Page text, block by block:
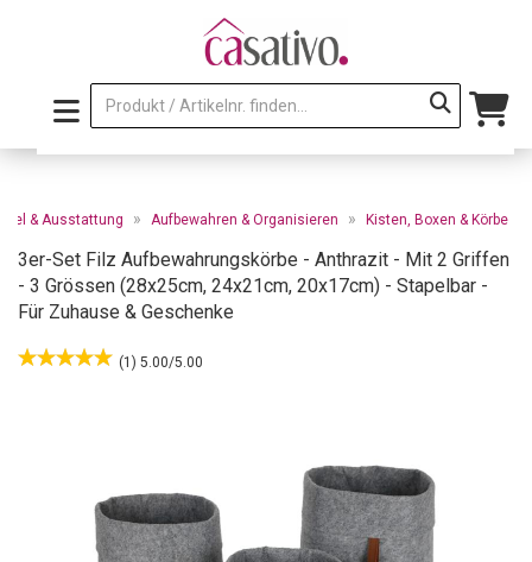
& Ausstattung » Aufbewahren & Organisieren » Kisten, Boxen & Körbe
3er-Set Filz Aufbewahrungskörbe - Anthrazit - Mit 2 Griffen
- 3 Grössen (28x25cm, 24x21cm, 20x17cm) - Stapelbar -
Für Zuhause & Geschenke
(1) 5.00/5.00